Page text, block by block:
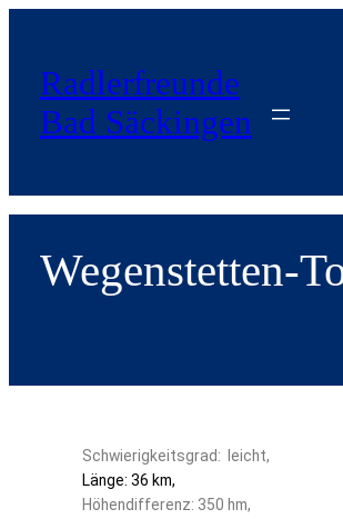
Radlerfreunde
Bad Säckingen
Wegenstetten-
Schwierigkeitsgrad: leicht,
Länge: 36 km,
Höhendifferenz: 350 hm,